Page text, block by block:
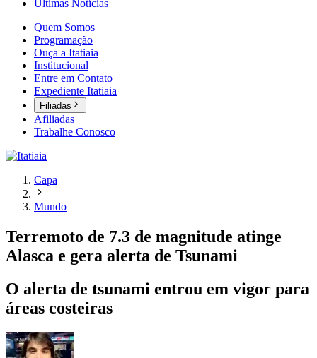
Últimas Notícias
Quem Somos
Programação
Ouça a Itatiaia
Institucional
Entre em Contato
Expediente Itatiaia
Filiadas
Afiliadas
Trabalhe Conosco
Capa
Mundo
Terremoto de 7.3 de magnitude atinge
Alasca e gera alerta de Tsunami
O alerta de tsunami entrou em vigor para
áreas costeiras